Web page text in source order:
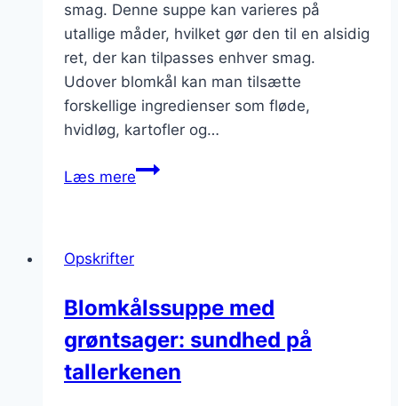
smag. Denne suppe kan varieres på
utallige måder, hvilket gør den til en alsidig
ret, der kan tilpasses enhver smag.
Udover blomkål kan man tilsætte
forskellige ingredienser som fløde,
hvidløg, kartofler og…
Læs mereBlomkålssuppe
variation
Opskrifter
Blomkålssuppe med
grøntsager: sundhed på
tallerkenen